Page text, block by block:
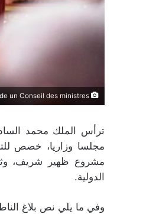
ترأس الملك محمد
مشروع ظهير شريف،
الدولية.
وفي ما يلي نص بلاغ